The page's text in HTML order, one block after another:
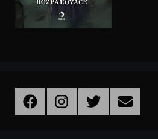
FacebookInstagramTwitter Email